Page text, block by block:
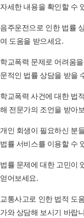
자세한 내용을 확인할 수
음주운전으로 인한 법률
여 도움을 받으세요.
학교폭력 문제로 어려움
문적인 법률 상담을 받을
학교폭력 사건에 대한 법
해 전문가의 조언을 받아
개인 회생이 필요하신 분
법률 서비스를 이용할 수
법률 문제에 대한 고민이
얻어보세요.
교통사고로 인한 법적 도
가와 상담해 보시기 바랍